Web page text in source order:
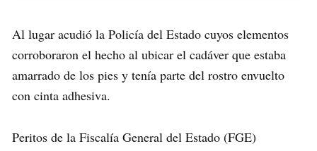
Al lugar acudió la Policía del Estado cuyos elementos
corroboraron el hecho al ubicar el cadáver que estaba
amarrado de los pies y tenía parte del rostro envuelto
con cinta adhesiva.
Peritos de la Fiscalía General del Estado (FGE)